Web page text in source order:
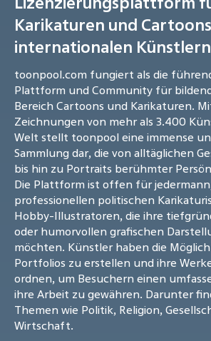
Karikaturen und
internationalen
toonpool.com fungiert als die
Plattform und Community für
Bereich Cartoons und Karikaturen.
Zeichnungen von mehr als 3.400
Welt stellt toonpool eine immense
Sammlung dar, die von alltäglichen
bis hin zu Portraits berühmter
Die Plattform ist offen für
professionellen politischen
Hobby-Illustratoren, die ihre
oder humorvollen grafischen
möchten. Künstler haben die
Portfolios zu erstellen und ihre
ordnen, um Besuchern einen
ihre Arbeit zu gewähren. Darunter
Themen wie Politik, Religion,
Wirtschaft.